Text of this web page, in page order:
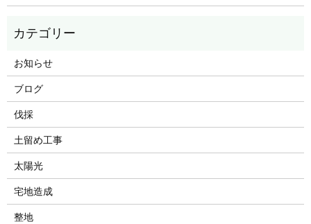
お知らせ
ブログ
伐採
土留め工事
太陽光
宅地造成
整地